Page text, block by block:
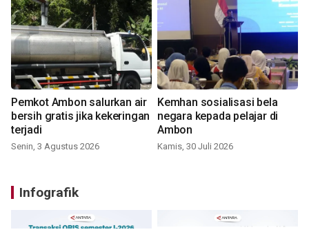
Pemkot Ambon salurkan air
bersih gratis jika kekeringan
terjadi
Senin, 3 Agustus 2026
Kemhan sosialisasi bela
negara kepada pelajar di
Ambon
Kamis, 30 Juli 2026
Infografik